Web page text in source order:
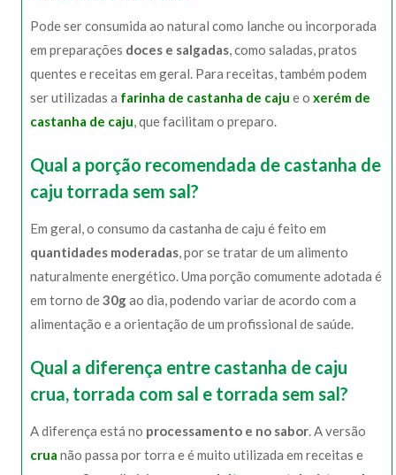
Pode ser consumida ao natural como lanche ou incorporada
em preparações doces e salgadas , como saladas, pratos
quentes e receitas em geral. Para receitas, também podem
ser utilizadas a farinha de castanha de caju e o xerém de
castanha de caju , que facilitam o preparo.
Qual a porção recomendada de castanha de
caju torrada sem sal?
Em geral, o consumo da castanha de caju é feito em
quantidades moderadas , por se tratar de um alimento
naturalmente energético. Uma porção comumente adotada é
em torno de30gao dia, podendo variar de acordo com a
alimentação e a orientação de um profissional de saúde.
Qual a diferença entre castanha de caju
crua, torrada com sal e torrada sem sal?
A diferença está no processamento e no sabor . A versão
crua não passa por torra e é muito utilizada em receitas e